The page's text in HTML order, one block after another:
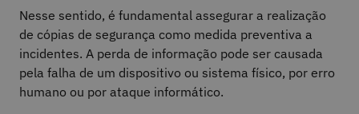
Nesse sentido, é fundamental assegurar a realização
de cópias de segurança como medida preventiva a
incidentes. A perda de informação pode ser causada
pela falha de um dispositivo ou sistema físico, por erro
humano ou por ataque informático.